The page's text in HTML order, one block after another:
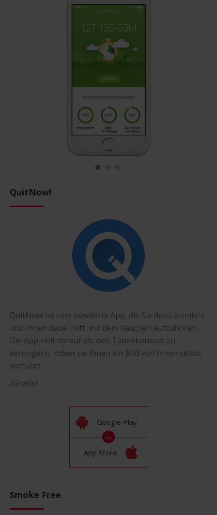
QuitNow!
QuitNow! ist eine bewährte App, die Sie dazu animiert
und Ihnen dabei hilft, mit dem Rauchen aufzuhören.
Die App zielt darauf ab, den Tabakkonsum zu
verringern, indem sie Ihnen ein Bild von Ihnen selbst
vorführt.
(Gratis)
Google Play
ou
App Store
Smoke Free